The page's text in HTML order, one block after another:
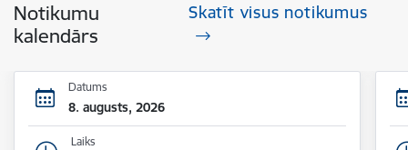
Notikumu
kalendārs
Skatīt visus notikumus
Datums
8. augusts, 2026
Laiks